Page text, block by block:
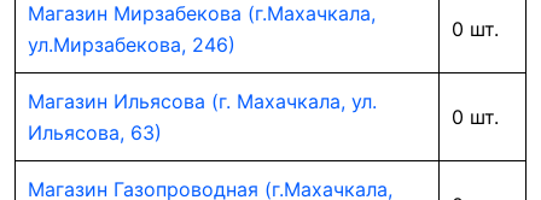
Магазин Мирзабекова (г.Махачкала,
ул.Мирзабекова, 246)
0 шт.
Магазин Ильясова (г. Махачкала, ул.
Ильясова, 63)
0 шт.
Магазин Газопроводная (г.Махачкала,